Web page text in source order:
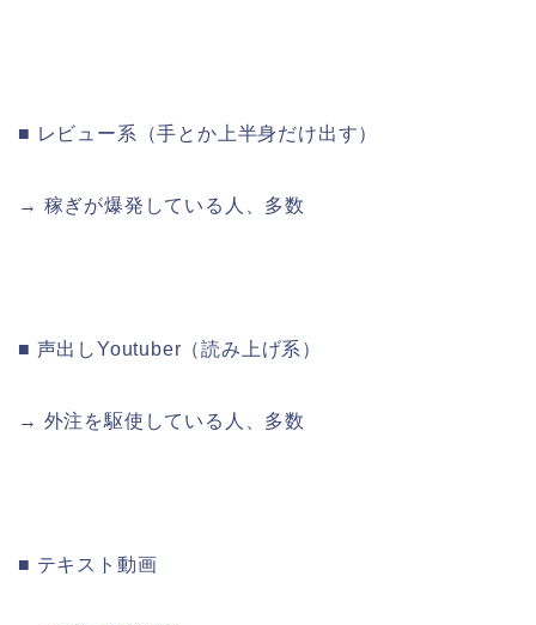
■ レビュー系（手とか上半身だけ出す）
→ 稼ぎが爆発している人、多数
■ 声出しYoutuber（読み上げ系）
→ 外注を駆使している人、多数
■ テキスト動画